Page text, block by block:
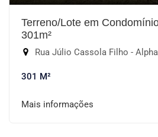
Terreno/Lote em
301m²
Rua Júlio Cassola Filho -
301 M²
Mais informações